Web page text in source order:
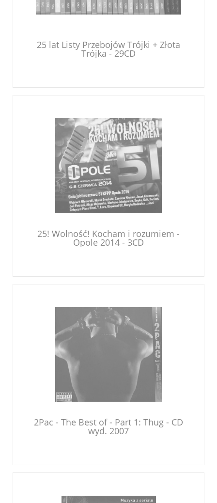
25 lat Listy Przebojów Trójki + Złota
Trójka - 29CD
25! Wolność! Kocham i rozumiem -
Opole 2014 - 3CD
2Pac - The Best of - Part 1: Thug - CD
wyd. 2007